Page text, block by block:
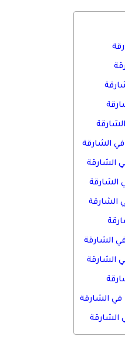
الشارقة
الشارقة
الشارقة
الشارقة
الشارقة